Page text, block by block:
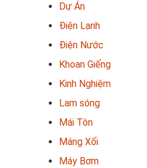
Dự Án
Điện Lạnh
Điện Nước
Khoan Giếng
Kinh Nghiệm
Lam sóng
Mái Tôn
Máng Xối
Máy Bơm